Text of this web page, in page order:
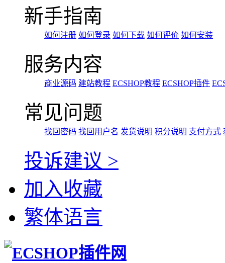
新手指南
如何注册 如何登录 如何下载 如何评价 如何安装
服务内容
商业源码 建站教程 ECSHOP教程 ECSHOP插件
常见问题
找回密码 找回用户名 发货说明 积分说明 支付方式
投诉建议 >
加入收藏
繁体语言